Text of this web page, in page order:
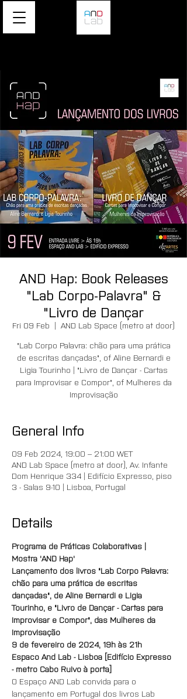
AND Hap: Book Releases
"Lab Corpo-Palavra" &
"Livro de Dançar
Fri 09 Feb
  |
AND Lab Space (metro at door)
"Lab Corpo Palavra: chão para uma prática
de escritas dançadas", of Aline Bernardi e
Ligia Tourinho | "Livro de Dançar - Cartas
para Improvisar e Compor", of Mulheres da
Improvisação
General Info
09 Feb 2024, 19:00 – 21:00 WET
AND Lab Space (metro at door), Av. Infante
Dom Henrique 334 | Edifício Expresso, piso
3 - Salas 9-10 | Lisboa, Portugal
Details
Programa de Práticas Colaborativas |
Mostra 'AND Hap'
Lançamento dos livros "Lab Corpo Palavra:
chão para uma prática de escritas
dançadas", de Aline Bernardi e Ligia
Tourinho, e "Livro de Dançar - Cartas para
Improvisar e Compor", das Mulheres da
Improvisação
9 de fevereiro de 2024, 19h às 21h
Espaco And Lab - Lisboa [Edifício Expresso
- metro Cabo Ruivo à porta]
O Espaço AND Lab convida para o
lançamento em Portugal dos livros Lab